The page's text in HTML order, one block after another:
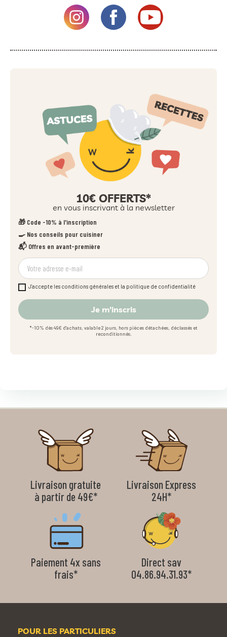
10€ OFFERTS*
en vous inscrivant à la newsletter
🎁 Code -10% à l'inscription
🍳 Nos conseils pour cuisiner
📬 Offres en avant-première
J'accepte les conditions générales et la politique de confidentialité
Je m'inscris
*-10% dès 49€ d'achats, valable 2 jours, hors pièces détachées, déclassés et
reconditionnés.
Livraison gratuite
à partir de 49€*
Livraison Express
24H*
Paiement 4x sans
frais*
Direct sav
04.86.94.31.93*
POUR LES PARTICULIERS